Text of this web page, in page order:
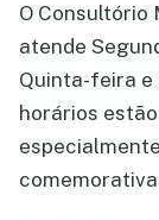
O Consultório
atende
Quinta-feira e
horários